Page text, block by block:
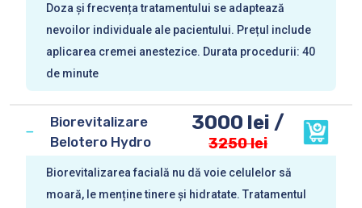
Doza și frecvența tratamentului se adaptează
nevoilor individuale ale pacientului. Prețul include
aplicarea cremei anestezice. Durata procedurii: 40
de minute
Biorevitalizare
Belotero Hydro
3000 lei /
3250 lei
Biorevitalizarea facială nu dă voie celulelor să
moară, le menține tinere și hidratate. Tratamentul